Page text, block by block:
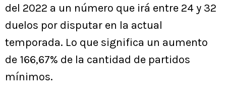
del 2022 a un número que irá entre 24 y 32
duelos por disputar en la actual
temporada. Lo que significa un aumento
de 166,67% de la cantidad de partidos
mínimos.